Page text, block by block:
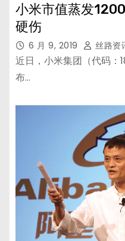
小米市值蒸发
硬伤
6 月 9, 2019 丝路资
近日，小米集团（代码：
布…